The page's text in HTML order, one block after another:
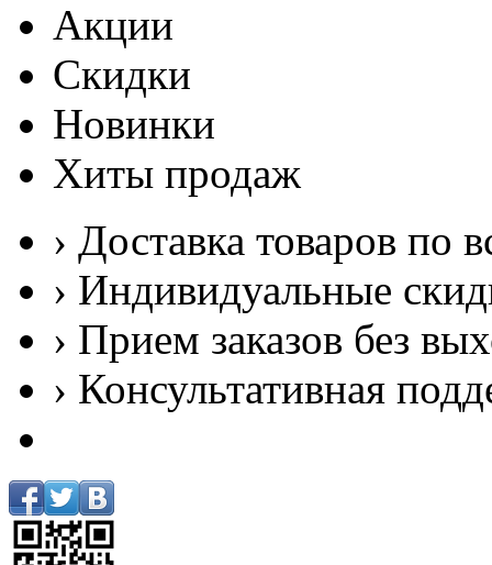
Акции
Скидки
Новинки
Хиты продаж
› Доставка товаров по
› Индивидуальные
› Прием заказов без
› Консультативная